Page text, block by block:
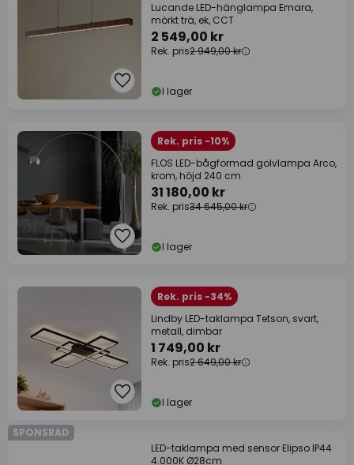
Lucande LED-hänglampa Emara,
mörkt trä, ek, CCT
2 549,00 kr
Rek. pris2 949,00 kr
I lager
Rek. pris -10%
FLOS LED-bågformad golvlampa Arco,
krom, höjd 240 cm
31 180,00 kr
Rek. pris34 645,00 kr
I lager
Rek. pris -34%
Lindby LED-taklampa Tetson, svart,
metall, dimbar
1 749,00 kr
Rek. pris2 649,00 kr
I lager
SPONSRAD
LED-taklampa med sensor Elipso IP44
4.000K Ø28cm